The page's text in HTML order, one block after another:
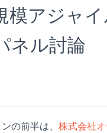
模アジャ
ネル討論
の前半は、 株式会社